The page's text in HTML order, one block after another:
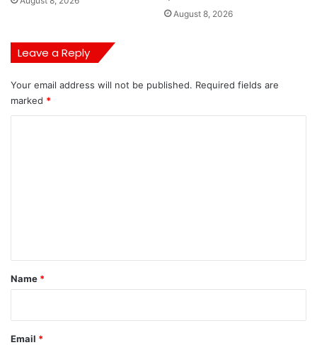
August 8, 2026
Leave a Reply
Your email address will not be published. Required fields are
marked *
*
Name *
Email *